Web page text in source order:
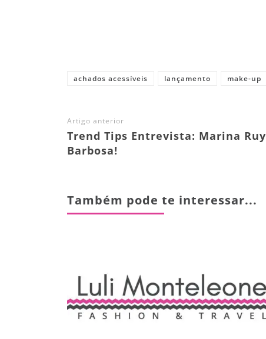
achados acessíveis lançamento make-up
Artigo anterior
Trend Tips Entrevista: Marina Ruy
Barbosa!
Também pode te interessar...